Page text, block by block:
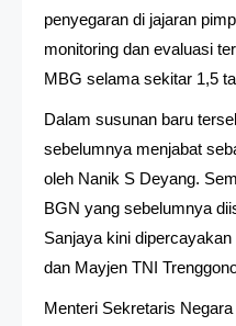
penyegaran di jajaran
monitoring dan evaluasi
MBG selama sekitar 1,5
Dalam susunan baru
sebelumnya menjabat
oleh Nanik S Deyang.
BGN yang sebelumnya
Sanjaya kini
dan Mayjen TNI
Menteri Sekretaris